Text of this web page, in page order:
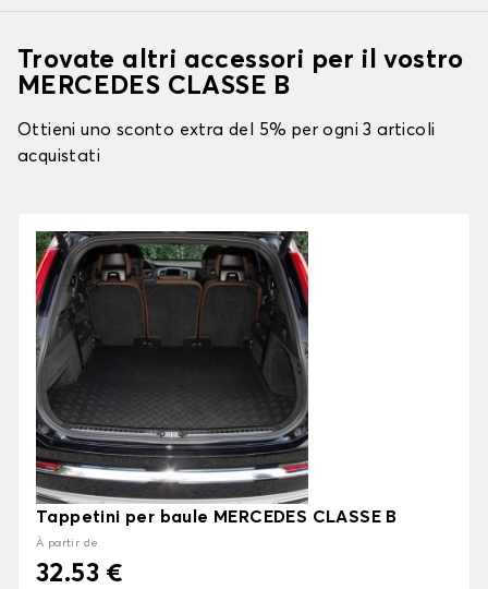
Trovate altri accessori per il vostro
MERCEDES CLASSE B
Ottieni uno sconto extra del 5% per ogni 3 articoli
acquistati
Tappetini per baule MERCEDES CLASSE B
À partir de
32.53 €